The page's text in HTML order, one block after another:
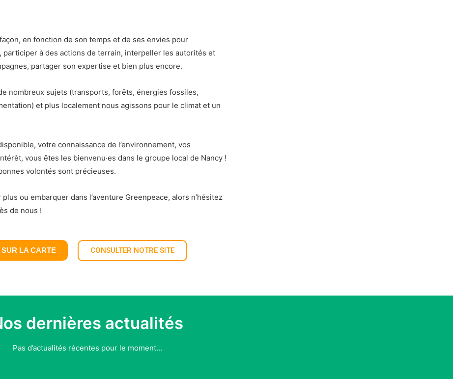
façon, en fonction de son temps et de ses envies pour
participer à des actions de terrain, interpeller les autorités et
partager son expertise et bien plus encore.
nombreux sujets (transports, forêts, énergies fossiles,
et plus localement nous agissons pour le climat et un
votre connaissance de l’environnement, vos
vous êtes les bienvenu·es dans le groupe local de Nancy !
volontés sont précieuses.
ou embarquer dans l’aventure Greenpeace, alors n’hésitez
de nous !
LA CARTE CONSULTER NOTRE SITE
dernières actualités
Pas d’actualités récentes pour le moment…